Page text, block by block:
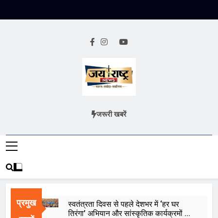
Jai Rashtra
हिंदी समाचार
जरूरी खबरें
प्रमुख
स्वतंत्रता दिवस से पहले देशभर में ‘हर घर
तिरंगा’ अभियान और सांस्कृतिक कार्यक्रमों की